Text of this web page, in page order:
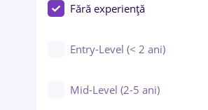
Fără experiență
Entry-Level (< 2 ani)
Mid-Level (2-5 ani)